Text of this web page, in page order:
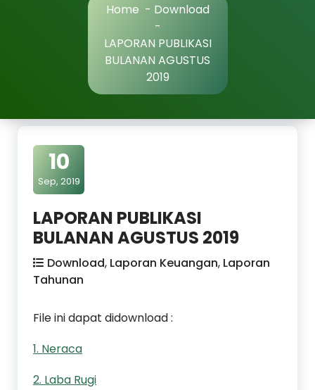
Home - Download
-
LAPORAN PUBLIKASI
BULANAN AGUSTUS
2019
10
Sep, 2019
LAPORAN PUBLIKASI
BULANAN AGUSTUS 2019
Download, Laporan Keuangan, Laporan
Tahunan
File ini dapat didownload :
1. Neraca
2. Laba Rugi